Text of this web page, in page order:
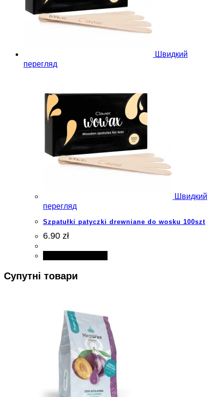
Швидкий
перегляд
Швидкий
перегляд
Szpatułki patyczki drewniane do wosku 100szt
6.90 zł
Супутні товари